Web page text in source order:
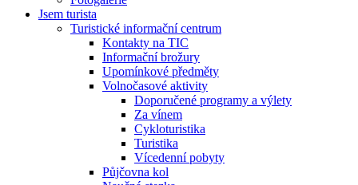
Jsem turista
Turistické informační centrum
Kontakty na TIC
Informační brožury
Upomínkové předměty
Volnočasové aktivity
Doporučené programy a výlety
Za vínem
Cykloturistika
Turistika
Vícedenní pobyty
Půjčovna kol